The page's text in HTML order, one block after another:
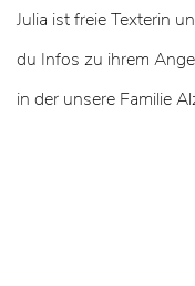
Julia ist freie Texterin
du Infos zu ihrem
in der unsere Familie